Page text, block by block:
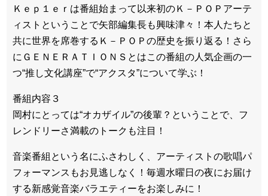
Ｋｅｐ１ｅｒは番組始まって以来初のＫ－ＰＯＰアーテ
ィストということで矢部編集長も興味津々！本人たちと
共に世界を席巻するＫ－ＰＯＰの歴史を振り返る！さら
にＧＥＮＥＲＡＴＩＯＮＳとはこの番組の人気企画の一
つ“推し文化講座”で“アクスタ”について学ぶ！
番組内容３
岡村にとっては“オカザイル”の後輩？ということで、フ
レンドリーさ満載のトークも注目！
音楽番組という名にふさわしく、アーティストの歌唱パ
フォーマンスもお見逃しなく！毎週水曜日の夜にお届け
する新感覚音楽バラエティーをお楽しみに！